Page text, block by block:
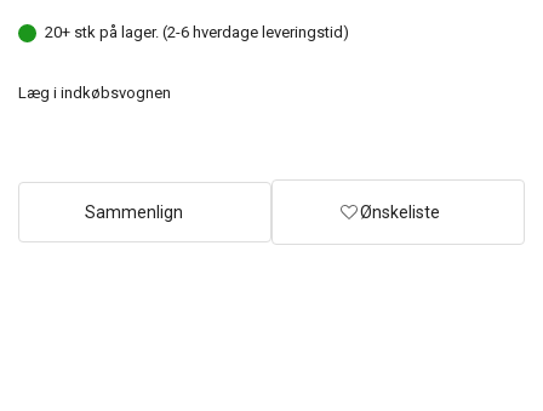
20+ stk på lager. (2-6 hverdage leveringstid)
Læg i indkøbsvognen
Sammenlign Ønskeliste